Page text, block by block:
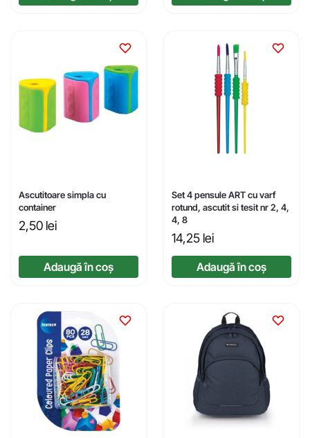
Ascutitoare simpla cu
container
2,50 lei
Adaugă în coș
Set 4 pensule ART cu varf
rotund, ascutit si tesit nr 2, 4,
4, 8
14,25 lei
Adaugă în coș